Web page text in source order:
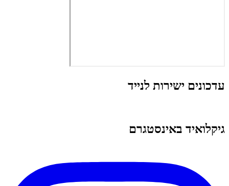
עדכונים ישירות לנייד
גיקלואיד באינסטגרם